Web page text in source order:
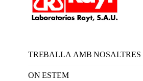
TREBALLA AMB NOSALTRES
ON ESTEM